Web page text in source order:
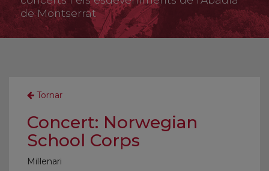
Visita'ns
Ofrenes
de Montserrat
Tornar
Concert: Norwegian
School Corps
Mil·lenari